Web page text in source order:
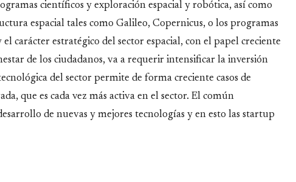
científicos y exploración espacial y robótica, así como
espacial tales como Galileo, Copernicus, o los programas
carácter estratégico del sector espacial, con el papel creciente
de los ciudadanos, va a requerir intensificar la inversión
del sector permite de forma creciente casos de
que es cada vez más activa en el sector. El común
de nuevas y mejores tecnologías y en esto las startup